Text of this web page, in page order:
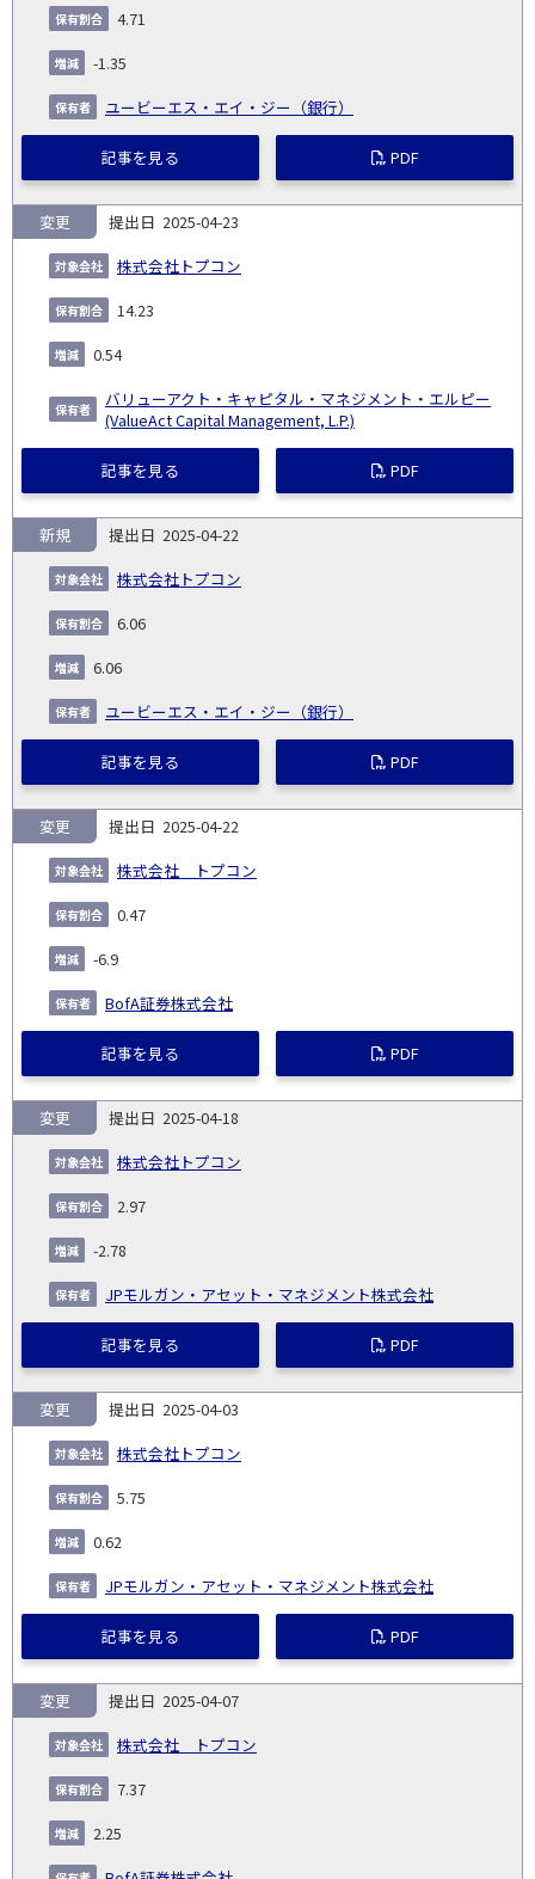
4.71
-1.35
ユービーエス・エイ・ジー（銀行）
記事を見る PDF
2025-04-23
株式会社トプコン
変更
14.23
0.54
バリューアクト・キャピタル・マネジメント・エルピー
(ValueAct Capital Management, L.P.)
記事を見る PDF
2025-04-22
株式会社トプコン
新規
6.06
6.06
ユービーエス・エイ・ジー（銀行）
記事を見る PDF
2025-04-22
株式会社 トプコン
変更
0.47
-6.9
BofA証券株式会社
記事を見る PDF
2025-04-18
株式会社トプコン
変更
2.97
-2.78
JPモルガン・アセット・マネジメント株式会社
記事を見る PDF
2025-04-03
株式会社トプコン
変更
5.75
0.62
JPモルガン・アセット・マネジメント株式会社
記事を見る PDF
2025-04-07
株式会社 トプコン
変更
7.37
2.25